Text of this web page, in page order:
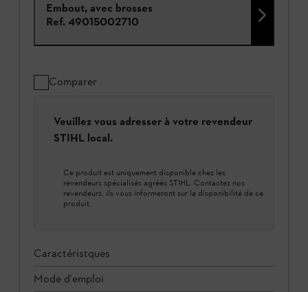
Embout, avec brosses
Ref. 49015002710
Comparer
Veuillez vous adresser à votre revendeur
STIHL local.
Ce produit est uniquement disponible chez les
revendeurs spécialisés agréés STIHL. Contactez nos
revendeurs, ils vous informeront sur la disponibilité de ce
produit.
Caractéristques
Mode d'emploi